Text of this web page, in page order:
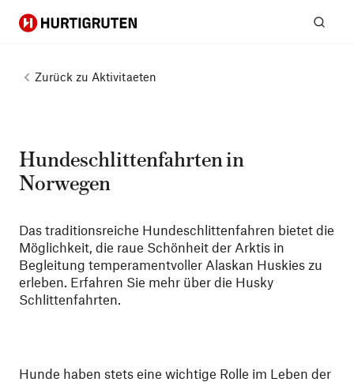
Hurtigruten
Zurück zu Aktivitaeten
Hundeschlittenfahrten in
Norwegen
Das traditionsreiche Hundeschlittenfahren bietet die
Möglichkeit, die raue Schönheit der Arktis in
Begleitung temperamentvoller Alaskan Huskies zu
erleben. Erfahren Sie mehr über die Husky
Schlittenfahrten.
Hunde haben stets eine wichtige Rolle im Leben der